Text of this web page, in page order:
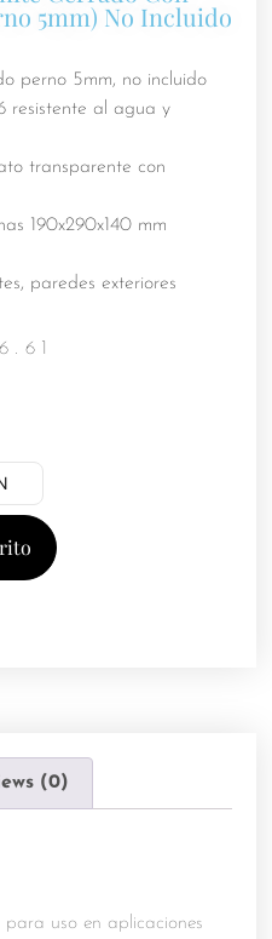
5mm) No Incluido
perno 5mm, no incluido
resistente al agua y
transparente con
190x290x140 mm
paredes exteriores
(0)
uso en aplicaciones